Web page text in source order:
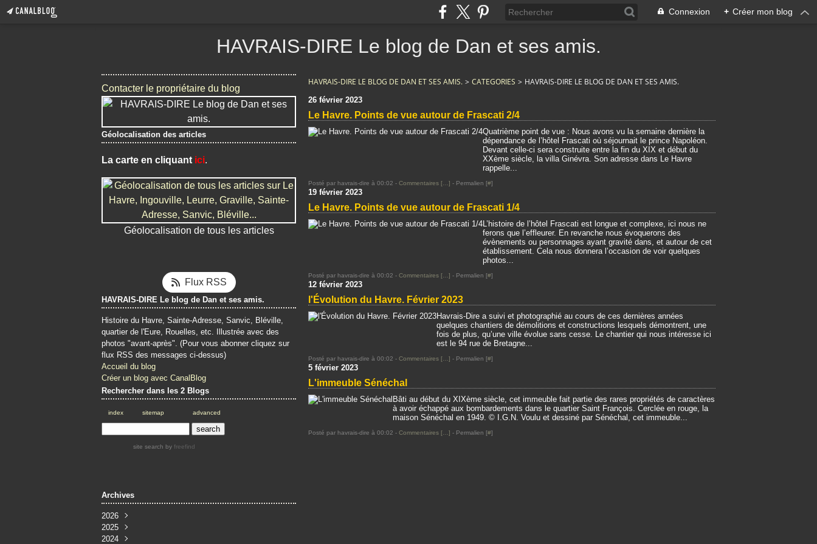
Connexion + Créer mon blog
HAVRAIS-DIRE Le blog de Dan et ses amis.
Contacter le propriétaire du blog
Géolocalisation des articles
La carte en cliquant ici.
Géolocalisation de tous les articles
Flux RSS
HAVRAIS-DIRE Le blog de Dan et ses amis.
Histoire du Havre, Sainte-Adresse, Sanvic, Bléville,
quartier de l'Eure, Rouelles, etc. Illustrée avec des
photos "avant-après". (Pour vous abonner cliquez sur
flux RSS des messages ci-dessus)
Accueil du blog
Créer un blog avec CanalBlog
Rechercher dans les 2 Blogs
index sitemap advanced
site search by freefind
Archives
2026
Juin
Mai(4)
2025
Décembre
2024
HAVRAIS-DIRE LE BLOG DE DAN ET SES AMIS. > CATEGORIES > HAVRAIS-DIRE LE BLOG DE DAN ET SES AMIS.
26 février 2023
Le Havre. Points de vue autour de Frascati 2/4
Quatrième point de vue : Nous avons vu la semaine dernière la
dépendance de l’hôtel Frascati où séjournait le prince Napoléon.
Devant celle-ci sera construite entre la fin du XIX et début du
XXème siècle, la villa Ginévra. Son adresse dans Le Havre
rappelle...
Posté par havrais-dire à 00:02 - Commentaires [ ] - Permalien [#]
19 février 2023
Le Havre. Points de vue autour de Frascati 1/4
L’histoire de l’hôtel Frascati est longue et complexe, ici nous ne
ferons que l’effleurer. En revanche nous évoquerons des
évènements ou personnages ayant gravité dans, et autour de cet
établissement. Cela nous donnera l’occasion de voir quelques
photos...
Posté par havrais-dire à 00:02 - Commentaires [ ] - Permalien [#]
12 février 2023
l'Évolution du Havre. Février 2023
Havrais-Dire a suivi et photographié au cours de ces dernières années
quelques chantiers de démolitions et constructions lesquels démontrent, une
fois de plus, qu’une ville évolue sans cesse. Le chantier qui nous intéresse ici
est le 94 rue de Bretagne...
Posté par havrais-dire à 00:02 - Commentaires [ ] - Permalien [#]
5 février 2023
L'immeuble Sénéchal
Bâti au début du XIXème siècle, cet immeuble fait partie des rares propriétés de caractères
à avoir échappé aux bombardements dans le quartier Saint François. Cerclée en rouge, la
maison Sénéchal en 1949. © I.G.N. Voulu et dessiné par Sénéchal, cet immeuble...
Posté par havrais-dire à 00:02 - Commentaires [ ] - Permalien [#]